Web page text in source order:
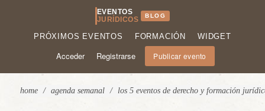
EVENTOS
JURÍDICOS
BLOG
PRÓXIMOS EVENTOS FORMACIÓN WIDGET
Acceder Registrarse Publicar evento
home / agenda semanal / los 5 eventos de derecho y formación